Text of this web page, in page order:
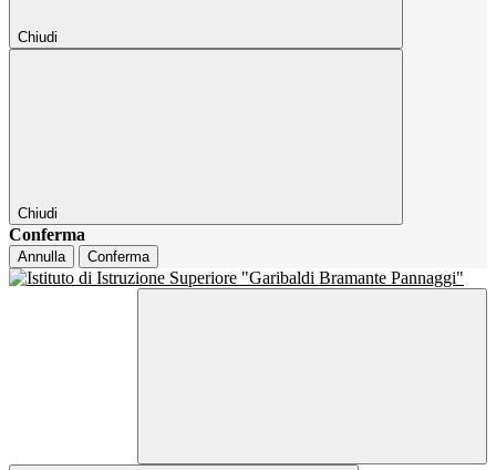
Chiudi
Chiudi
Conferma
Annulla Conferma